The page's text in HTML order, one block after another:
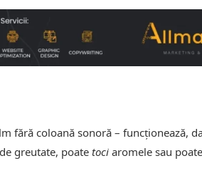
fără coloană sonoră – funcționează,
greutate, poatetociaromele sau